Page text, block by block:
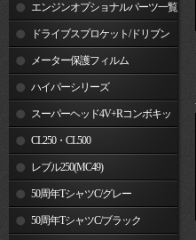
エンジンオプショナルパーツ一覧
ドライブスプロケット/ドリブン
スプロケット
メーター保護フィルム
ハイパーシリーズ
スーパーヘッド4V+Rコンボキッ
ト CL250・CL500
レブル250(MC49)
50周年TシャツC/グレー
50周年TシャツC/ブラック